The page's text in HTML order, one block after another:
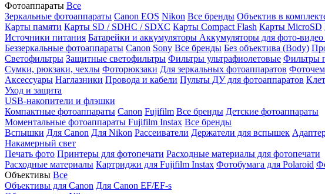
Фотоаппараты Все
Зеркальные фотоаппараты Canon EOS Nikon Все бренды Объектив в
Карты памяти Карты SD / SDHC / SDXC Карты Compact Flash Карты MicroSD
Источники питания Батарейки и аккумуляторы Аккумуляторы для фото-видео
Беззеркальные фотоаппараты Canon Sony Все бренды Без объектива (Body)
Светофильтры Защитные светофильтры Фильтры ультрафиолетовые Фильтры
Сумки, рюкзаки, чехлы Фоторюкзаки Для зеркальных фотоаппаратов
Аксессуары Наглазники Провода и кабели Пульты ДУ для фотоаппаратов
Уход и защита
USB-накопители и флэшки
Компактные фотоаппараты Canon Fujifilm Все бренды Детские фотоаппараты
Моментальные фотоаппараты Fujifilm Instax Все бренды
Вспышки Для Canon Для Nikon Рассеиватели Держатели для вспышек
Накамерный свет
Печать фото Принтеры для фотопечати Расходные материалы для фотопечати
Расходные материалы Картриджи для Fujifilm Instax Фотобумага для Polaroid
Объективы Все
Объективы для Canon Для Canon EF/EF-s